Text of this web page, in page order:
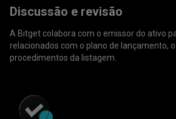
Discussão e revisão
A Bitget colabora com o emissor do ativo
relacionados com o plano de lançamento,
procedimentos da listagem.